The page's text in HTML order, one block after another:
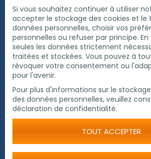
Si vous souhaitez continuer à utiliser
accepter le stockage des cookies et le
données personnelles, choisir vos
personnelles ou refuser par principe.
seules les données strictement
traitées et stockées. Vous pouvez à
révoquer votre consentement ou
pour l'avenir.
Pour plus d'informations sur le
des données personnelles, veuillez
déclaration de confidentialité.
TOUT ACCEPTER